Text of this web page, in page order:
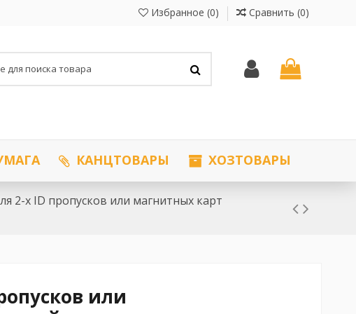
Избранное (0) Сравнить (0)
ХОЗТОВАРЫ
КАНЦТОВАРЫ
2-х ID пропусков или магнитных карт
или